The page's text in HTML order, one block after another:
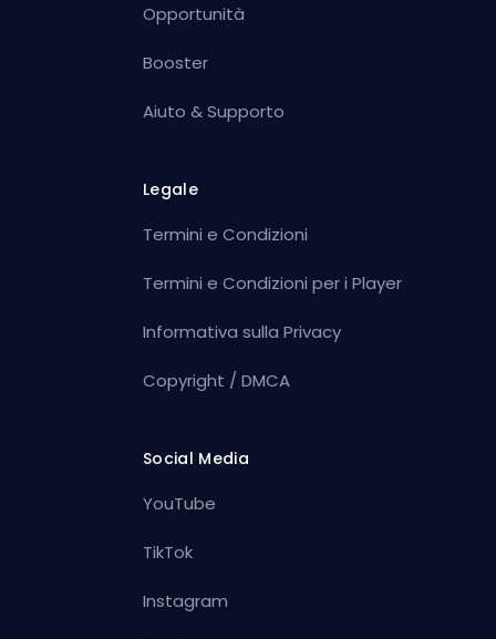
Opportunità
Booster
Aiuto & Supporto
Legale
Termini e Condizioni
Termini e Condizioni per i Player
Informativa sulla Privacy
Copyright / DMCA
Social Media
YouTube
TikTok
Instagram